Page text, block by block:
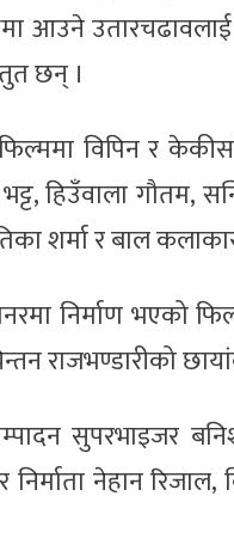
आउने
छन् ।
विपिन र
हिउँवाला गौतम,
शर्मा र बाल
निर्माण भएको
राजभण्डारीको
सुपरभाइजर
निर्माता नेहान